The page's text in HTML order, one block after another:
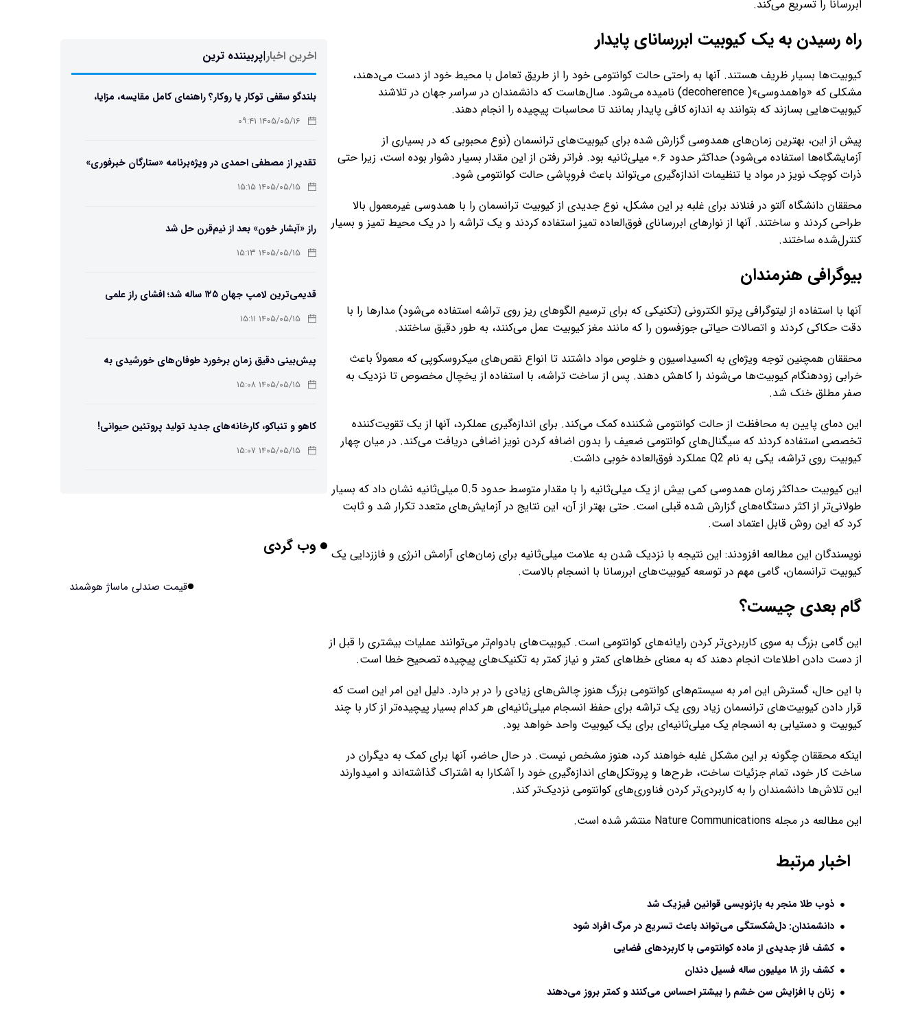
ابررسانا را تسریع می‌کند.
راه رسیدن به یک کیوبیت ابررسانای پایدار
کیوبیت‌ها بسیار ظریف هستند. آنها به راحتی حالت کوانتومی خود را از طریق تعامل با محیط خود از دست می‌دهند،
مشکلی که «واهمدوسی»( decoherence) نامیده می‌شود. سال‌هاست که دانشمندان در سراسر جهان در تلاشند
کیوبیت‌هایی بسازند که بتوانند به اندازه کافی پایدار بمانند تا محاسبات پیچیده را انجام دهند.
پیش از این، بهترین زمان‌های همدوسی گزارش شده برای کیوبیت‌های ترانسمان (نوع محبوبی که در بسیاری از
آزمایشگاه‌ها استفاده می‌شود) حداکثر حدود ۰.۶ میلی‌ثانیه بود. فراتر رفتن از این مقدار بسیار دشوار بوده است، زیرا حتی
ذرات کوچک نویز در مواد یا تنظیمات اندازه‌گیری می‌تواند باعث فروپاشی حالت کوانتومی شود.
محققان دانشگاه آلتو در فنلاند برای غلبه بر این مشکل، نوع جدیدی از کیوبیت ترانسمان را با همدوسی غیرمعمول بالا
طراحی کردند و ساختند. آنها از نوارهای ابررسانای فوق‌العاده تمیز استفاده کردند و یک تراشه را در یک محیط تمیز و بسیار
کنترل‌شده ساختند.
بیوگرافی هنرمندان
آنها با استفاده از لیتوگرافی پرتو الکترونی (تکنیکی که برای ترسیم الگوهای ریز روی تراشه استفاده می‌شود) مدارها را با
دقت حکاکی کردند و اتصالات حیاتی جوزفسون را که مانند مغز کیوبیت عمل می‌کنند، به طور دقیق ساختند.
محققان همچنین توجه ویژه‌ای به اکسیداسیون و خلوص مواد داشتند تا انواع نقص‌های میکروسکوپی که معمولاً باعث
خرابی زودهنگام کیوبیت‌ها می‌شوند را کاهش دهند. پس از ساخت تراشه، با استفاده از یخچال مخصوص تا نزدیک به
صفر مطلق خنک شد.
این دمای پایین به محافظت از حالت کوانتومی شکننده کمک می‌کند. برای اندازه‌گیری عملکرد، آنها از یک تقویت‌کننده
تخصصی استفاده کردند که سیگنال‌های کوانتومی ضعیف را بدون اضافه کردن نویز اضافی دریافت می‌کند. در میان چهار
کیوبیت روی تراشه، یکی به نام Q2 عملکرد فوق‌العاده خوبی داشت.
این کیوبیت حداکثر زمان همدوسی کمی بیش از یک میلی‌ثانیه را با مقدار متوسط حدود 0.5 میلی‌ثانیه نشان داد که بسیار
طولانی‌تر از اکثر دستگاه‌های گزارش شده قبلی است. حتی بهتر از آن، این نتایج در آزمایش‌های متعدد تکرار شد و ثابت
کرد که این روش قابل اعتماد است.
نویسندگان این مطالعه افزودند: این نتیجه با نزدیک شدن به علامت میلی‌ثانیه برای زمان‌های آرامش انرژی و فاززدایی یک
کیوبیت ترانسمان، گامی مهم در توسعه کیوبیت‌های ابررسانا با انسجام بالاست.
گام بعدی چیست؟
این گامی بزرگ به سوی کاربردی‌تر کردن رایانه‌های کوانتومی است. کیوبیت‌های بادوام‌تر می‌توانند عملیات بیشتری را قبل از
از دست دادن اطلاعات انجام دهند که به معنای خطاهای کمتر و نیاز کمتر به تکنیک‌های پیچیده تصحیح خطا است.
با این حال، گسترش این امر به سیستم‌های کوانتومی بزرگ هنوز چالش‌های زیادی را در بر دارد. دلیل این امر این است که
قرار دادن کیوبیت‌های ترانسمان زیاد روی یک تراشه برای حفظ انسجام میلی‌ثانیه‌ای هر کدام بسیار پیچیده‌تر از کار با چند
کیوبیت و دستیابی به انسجام یک میلی‌ثانیه‌ای برای یک کیوبیت واحد خواهد بود.
اینکه محققان چگونه بر این مشکل غلبه خواهند کرد، هنوز مشخص نیست. در حال حاضر، آنها برای کمک به دیگران در
ساخت کار خود، تمام جزئیات ساخت، طرح‌ها و پروتکل‌های اندازه‌گیری خود را آشکارا به اشتراک گذاشته‌اند و امیدوارند
این تلاش‌ها دانشمندان را به کاربردی‌تر کردن فناوری‌های کوانتومی نزدیک‌تر کند.
این مطالعه در مجله Nature Communications منتشر شده است.
اخبار مرتبط
ذوب طلا منجر به بازنویسی قوانین فیزیک شد
دانشمندان: دل‌شکستگی می‌تواند باعث تسریع در مرگ افراد شود
کشف فاز جدیدی از ماده کوانتومی با کاربردهای فضایی
کشف راز ۱۸ میلیون ساله فسیل دندان
زنان با افزایش سن خشم را بیشتر احساس می‌کنند و کمتر بروز می‌دهند
اخرین اخبار|پربیننده ترین
بلندگو سقفی توکار یا روکار؟ راهنمای کامل مقایسه، مزایا،
معایب و انتخاب بهترین مدل
۱۴۰۵/۰۵/۱۶ ۰۹:۴۱
تقدیر از مصطفی احمدی در ویژه‌برنامه «ستارگان خبرفوری»
۱۴۰۵/۰۵/۱۵ ۱۵:۱۵
راز «آبشار خون» بعد از نیم‌قرن حل شد
۱۴۰۵/۰۵/۱۵ ۱۵:۱۳
قدیمی‌ترین لامپ جهان ۱۲۵ ساله شد؛ افشای راز علمی
طول‌عمر لامپ سنتنیال
۱۴۰۵/۰۵/۱۵ ۱۵:۱۱
پیش‌بینی دقیق زمان برخورد طوفان‌های خورشیدی به
زمین ممکن شد
۱۴۰۵/۰۵/۱۵ ۱۵:۰۸
کاهو و تنباکو، کارخانه‌های جدید تولید پروتئین حیوانی!
۱۴۰۵/۰۵/۱۵ ۱۵:۰۷
چرا افراد مضطرب دنیا را متفاوت می بینند؟
وب گردی
قیمت صندلی ماساژ هوشمند